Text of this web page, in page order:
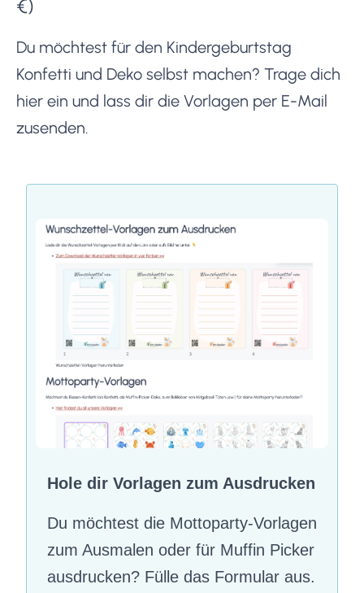
€)
Du möchtest für den Kindergeburtstag
Konfetti und Deko selbst machen? Trage dich
hier ein und lass dir die Vorlagen per E-Mail
zusenden.
Hole dir Vorlagen zum Ausdrucken
Du möchtest die Mottoparty-Vorlagen
zum Ausmalen oder für Muffin Picker
ausdrucken? Fülle das Formular aus.